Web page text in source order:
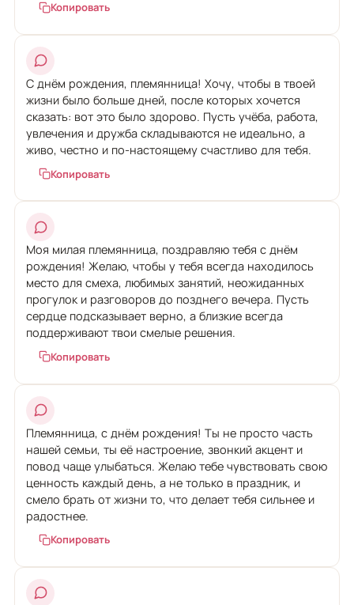
Копировать
С днём рождения, племянница! Хочу, чтобы в твоей
жизни было больше дней, после которых хочется
сказать: вот это было здорово. Пусть учёба, работа,
увлечения и дружба складываются не идеально, а
живо, честно и по-настоящему счастливо для тебя.
Копировать
Моя милая племянница, поздравляю тебя с днём
рождения! Желаю, чтобы у тебя всегда находилось
место для смеха, любимых занятий, неожиданных
прогулок и разговоров до позднего вечера. Пусть
сердце подсказывает верно, а близкие всегда
поддерживают твои смелые решения.
Копировать
Племянница, с днём рождения! Ты не просто часть
нашей семьи, ты её настроение, звонкий акцент и
повод чаще улыбаться. Желаю тебе чувствовать свою
ценность каждый день, а не только в праздник, и
смело брать от жизни то, что делает тебя сильнее и
радостнее.
Копировать